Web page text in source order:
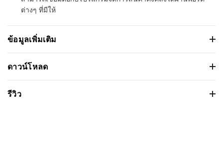
ต่างๆ ที่มีให้
ข้อมูลเพิ่มเติม
เครื่องพิมพ์ฉลากบาร์โค้ดสี Epson ColorWorks
C4050 On-Demand Colour Label Printer
ดาวน์โหลด
รีวิว